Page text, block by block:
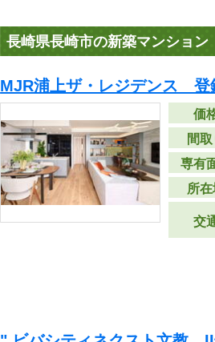
長崎県長崎市の新築マンション
MJR浦上ザ・レジデンス 登
価
間取
専有
所
交